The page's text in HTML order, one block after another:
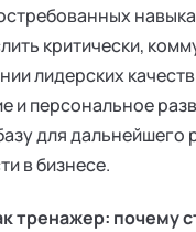
критически,
лидерских
и персональное
для дальнейшего
в бизнесе.
тренажер: почему